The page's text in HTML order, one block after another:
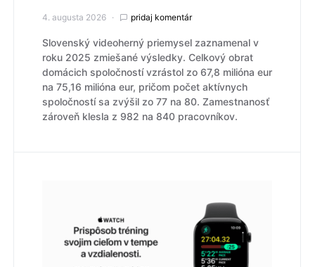
4. augusta 2026 pridaj komentár
Slovenský videoherný priemysel zaznamenal v
roku 2025 zmiešané výsledky. Celkový obrat
domácich spoločností vzrástol zo 67,8 milióna eur
na 75,16 milióna eur, pričom počet aktívnych
spoločností sa zvýšil zo 77 na 80. Zamestnanosť
zároveň klesla z 982 na 840 pracovníkov.